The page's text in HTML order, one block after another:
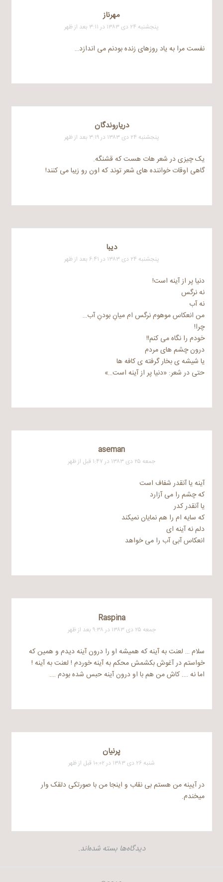
مهرناز
پنجشنبه ۲۴ دی ۱۳۸۳ در ۳:۱۱ بعد از ظهر
نفست مرا به یاد روزهای زنده بودنم می اندازد…
درياروندگان
پنجشنبه ۲۴ دی ۱۳۸۳ در ۳:۱۹ بعد از ظهر
یک چیزی در شعر هات هست که قشنگه.
گاهی اوقات خواننده های شعر توند که اون رو زیبا می کنند!
دیبا
پنجشنبه ۲۴ دی ۱۳۸۳ در ۶:۴۱ بعد از ظهر
دنیا پر از آینه است!
نه نرگس
نه آب
من انعکاس موهوم نرگس ام میانِ بودنِ آب…
چرا!
خودم را نگاه می کنم!!
درون چشم های مردم
یا شیشه ی بخار گرفته ی کافه ها
حتی در شعر: «دنیا پر از آینه است…»
aseman
جمعه ۲۵ دی ۱۳۸۳ در ۱:۴۷ قبل از ظهر
آینه یا آنقدر شفاف است
که چشم را می آزارد
یا آنقدر کدر
که سایه ام را هم نمایان نمیکند
دلم نه آینه ای
انعکاس آبی آب را می خواهد
Raspina
جمعه ۲۵ دی ۱۳۸۳ در ۹:۳۸ بعد از ظهر
سلام … لعنت به آینه که همیشه او را درون آینه دیدم و همین که
خواستم در آغوش بکشمش محکم به آینه خوردم ! لعنت به آینه !
اما نه …. کاش من هم با او درون آینه حبس شده بودم ….
پرنيان
شنبه ۲۶ دی ۱۳۸۳ در ۱۰:۰۲ قبل از ظهر
در آیینه من هستم بی نقاب و اینجا من با صورتکی دلقک وار
میخندم.
دیدگاه‌ها بسته شده‌اند.